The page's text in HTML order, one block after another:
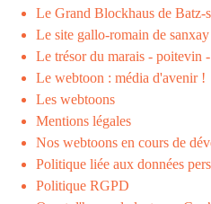
Le Grand Blockhaus de Batz-
Le site gallo-romain de
Le trésor du marais - poitevin -
Le webtoon : média d'avenir !
Les webtoons
Mentions légales
Nos webtoons en cours de
Politique liée aux données
Politique RGPD